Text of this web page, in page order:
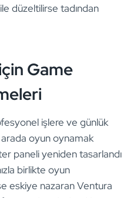
düzeltilirse tadından
Game
işlere ve günlük
oyun oynamak
paneli yeniden tasarlandı
birlikte oyun
eskiye nazaran Ventura